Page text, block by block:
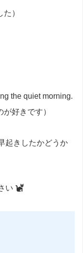
）
the quiet morning.
好きです）
起きしたかどうか
い